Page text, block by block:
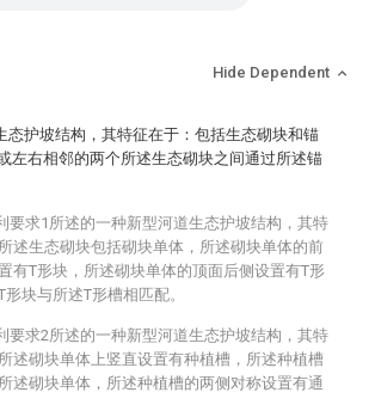
Hide Dependent
态护坡结构，其特征在于：包括生态砌块和锚
左右相邻的两个所述生态砌块之间通过所述锚
要求1所述的一种新型河道生态护坡结构，其特
述生态砌块包括砌块单体，所述砌块单体的前
有T形块，所述砌块单体的顶面后侧设置有T形
块与所述T形槽相匹配。
要求2所述的一种新型河道生态护坡结构，其特
述砌块单体上竖直设置有种植槽，所述种植槽
述砌块单体，所述种植槽的两侧对称设置有通